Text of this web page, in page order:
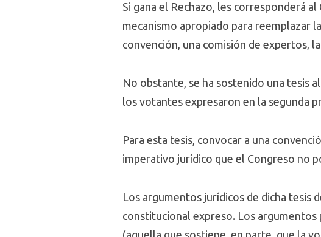
Si gana el Rechazo, les corresponderá
mecanismo apropiado para reemplazar
convención, una comisión de expertos,
No obstante, se ha sostenido una tesis
los votantes expresaron en la segunda
Para esta tesis, convocar a una
imperativo jurídico que el Congreso no
Los argumentos jurídicos de dicha tesis
constitucional expreso. Los
(aquella que sostiene, en parte, que la